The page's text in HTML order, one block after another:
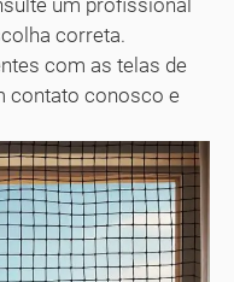
correta.
com as telas de
contato conosco e